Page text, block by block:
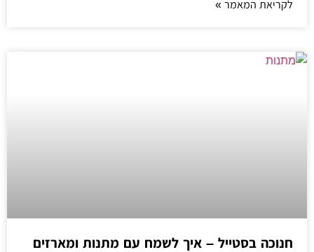
לקריאת המאמר »
חנוכה בסטייל – איך לשמח עם מתנות ומארזים